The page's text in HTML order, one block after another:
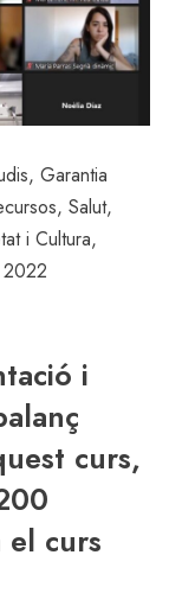
, Garantia
, Salut,
i Cultura,
i
curs,
curs